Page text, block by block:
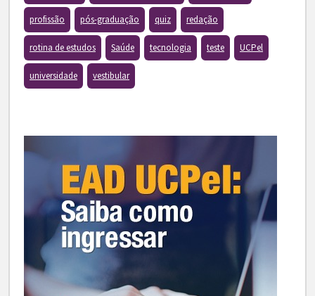
profissão pós-graduação quiz redação
rotina de estudos Saúde tecnologia teste UCPel
universidade vestibular